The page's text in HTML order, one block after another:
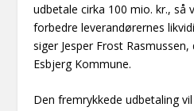
udbetale cirka 100 mio. kr., så
forbedre leverandørernes
siger Jesper Frost
Esbjerg Kommune.
Den fremrykkede udbetaling